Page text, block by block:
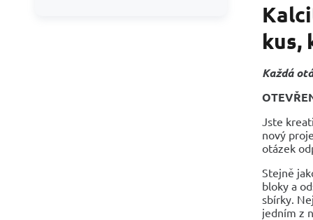
kus,
Každá
Jste
nový
otázek
Stejně
bloky a
sbírky.
jedním z